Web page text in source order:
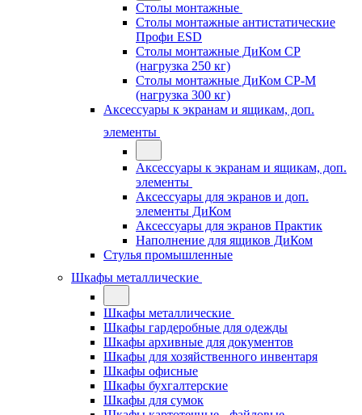
Столы монтажные
Столы монтажные антистатические
Профи ESD
Столы монтажные ДиКом СР
(нагрузка 250 кг)
Столы монтажные ДиКом СР-М
(нагрузка 300 кг)
Аксессуары к экранам и ящикам, доп.
элементы
Аксессуары к экранам и ящикам, доп.
элементы
Аксессуары для экранов и доп.
элементы ДиКом
Аксессуары для экранов Практик
Наполнение для ящиков ДиКом
Стулья промышленные
Шкафы металлические
Шкафы металлические
Шкафы гардеробные для одежды
Шкафы архивные для документов
Шкафы для хозяйственного инвентаря
Шкафы офисные
Шкафы бухгалтерские
Шкафы для сумок